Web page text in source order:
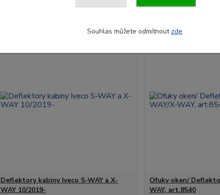
Deflektory kabiny Iveco S-WAY a X-
WAY 10/2019-
Ofuky oken/
WAY, art.8540
Souhlas můžete odmítnout zde.